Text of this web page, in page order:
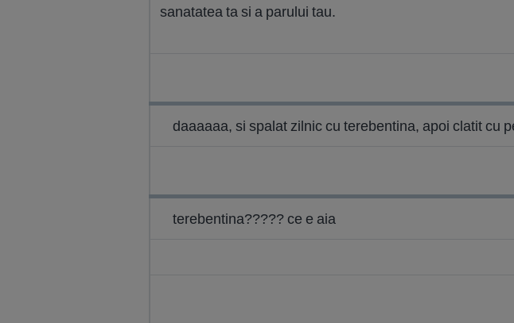
sanatatea ta si a parului tau.
daaaaaa, si spalat zilnic cu terebentina, apoi clatit cu
terebentina????? ce e aia